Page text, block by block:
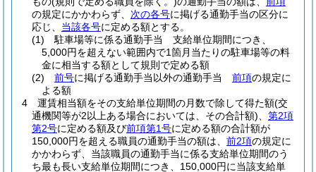
の規定にかかわらず、 次の各号に掲げる通勤手当の区分に
応じ、 当該各号に定める額とする。
(1)
駐車場等に係る通勤手当 支給単位期間につき、
5,000円を超えない範囲内で1箇月当たりの駐車場等の料
金に相当する額として規則で定める額
(2)
前号に掲げる通勤手当以外の通勤手当 前項の規定に
よる額
4
運賃相当額をその支給単位期間の月数で除して得た額(交
通機関等が2以上ある場合においては、その合計額)
第2項
第2号に定める額及び前項第1号に定める額の合計額が
150,000円を超える職員の通勤手当の額は、 前2項の規定に
かかわらず、当該職員の通勤手当に係る支給単位期間のう
ち最も長い支給単位期間につき、150,000円に当該支給単